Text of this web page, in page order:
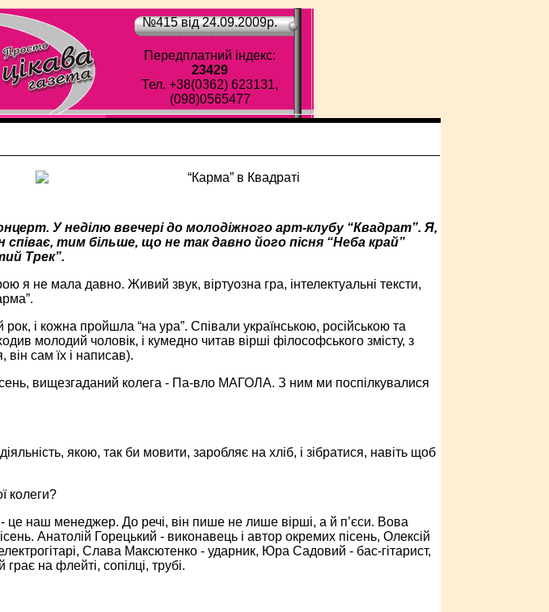
№415 від 24.09.2009p.
Передплатний індекс:
23429
Тел. +38(0362) 623131,
(098)0565477
У неділю ввечері до молодіжного арт-клубу “Квадрат”. Я,
співає, тим більше, що не так давно його пісня “Неба край”
Трек”.
я не мала давно. Живий звук, віртуозна гра, інтелектуальні тексти,
рок, і кожна пройшла “на ура”. Співали українською, російською та
молодий чоловік, і кумедно читав вірші філософського змісту, з
він сам їх і написав).
вищезгаданий колега - Па-вло МАГОЛА. З ним ми поспілкувалися
якою, так би мовити, заробляє на хліб, і зібратися, навіть щоб
колеги?
- це наш менеджер. До речі, він пише не лише вірші, а й п’єси. Вова
Анатолій Горецький - виконавець і автор окремих пісень, Олексій
Слава Максютенко - ударник, Юра Садовий - бас-гітарист,
на флейті, сопілці, трубі.